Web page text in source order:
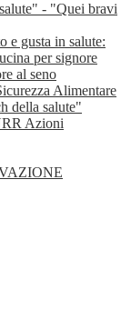
- "Quei bravi
e gusta in salute:
per signore
al seno
Alimentare
della salute"
Azioni